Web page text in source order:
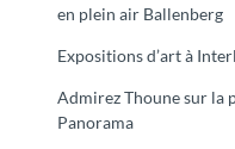
en plein air Ballenberg
Expositions d’art à
Admirez Thoune sur la
Panorama